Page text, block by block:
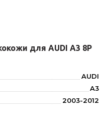
для AUDI А3 8P
AUDI
A3
2003-2012